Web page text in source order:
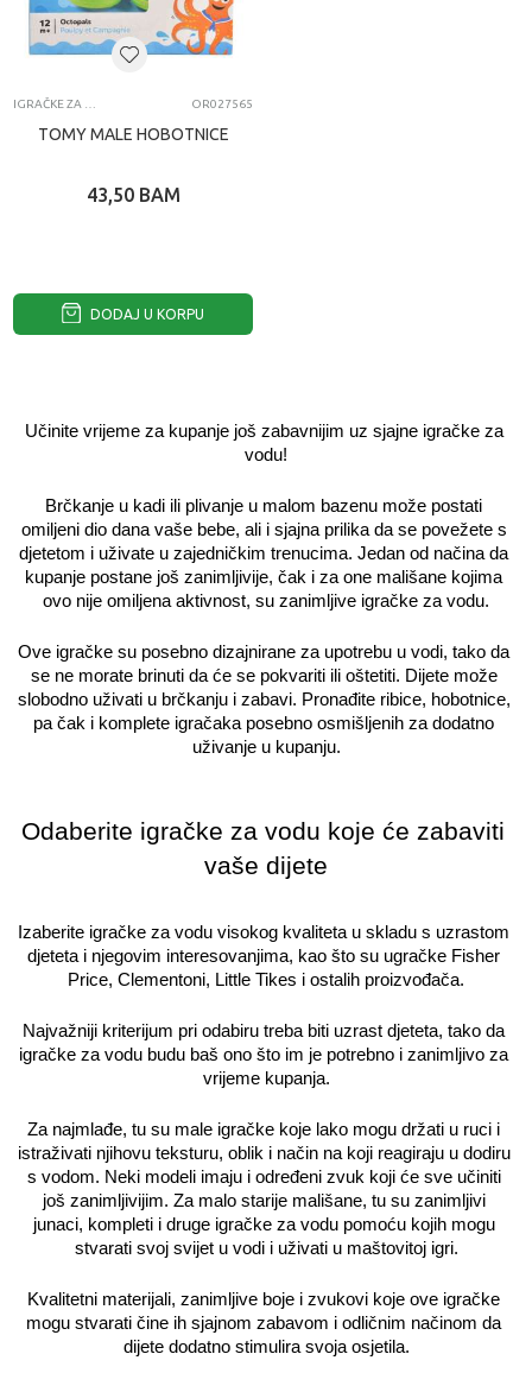
OR027565
TOMY MALE HOBOTNICE
43,50 BAM
DODAJ U KORPU
Učinite vrijeme za kupanje još zabavnijim uz sjajne igračke za
vodu!
Brčkanje u kadi ili plivanje u malom bazenu može postati
omiljeni dio dana vaše bebe, ali i sjajna prilika da se povežete s
djetetom i uživate u zajedničkim trenucima. Jedan od načina da
kupanje postane još zanimljivije, čak i za one mališane kojima
ovo nije omiljena aktivnost, su zanimljive igračke za vodu.
Ove igračke su posebno dizajnirane za upotrebu u vodi, tako da
se ne morate brinuti da će se pokvariti ili oštetiti. Dijete može
slobodno uživati u brčkanju i zabavi. Pronađite ribice, hobotnice,
pa čak i komplete igračaka posebno osmišljenih za dodatno
uživanje u kupanju.
Odaberite igračke za vodu koje će zabaviti
vaše dijete
Izaberite igračke za vodu visokog kvaliteta u skladu s uzrastom
djeteta i njegovim interesovanjima, kao što su ugračke Fisher
Price, Clementoni, Little Tikes i ostalih proizvođača.
Najvažniji kriterijum pri odabiru treba biti uzrast djeteta, tako da
igračke za vodu budu baš ono što im je potrebno i zanimljivo za
vrijeme kupanja.
Za najmlađe, tu su male igračke koje lako mogu držati u ruci i
istraživati njihovu teksturu, oblik i način na koji reagiraju u dodiru
s vodom. Neki modeli imaju i određeni zvuk koji će sve učiniti
još zanimljivijim. Za malo starije mališane, tu su zanimljivi
junaci, kompleti i druge igračke za vodu pomoću kojih mogu
stvarati svoj svijet u vodi i uživati u maštovitoj igri.
Kvalitetni materijali, zanimljive boje i zvukovi koje ove igračke
mogu stvarati čine ih sjajnom zabavom i odličnim načinom da
dijete dodatno stimulira svoja osjetila.